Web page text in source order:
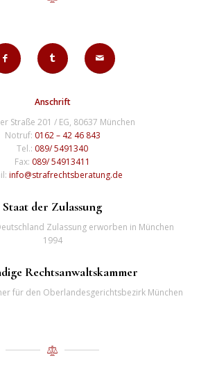
Anschrift
Straße 201 / EG, 80637 München
Notruf: 0162 – 42 46 843
Tel.: 089/ 5491340
Fax: 089/ 54913411
info@strafrechtsberatung.de
Staat der Zulassung
Zulassung erworben in München
1994
Rechtsanwaltskammer
für den Oberlandesgerichtsbezirk München